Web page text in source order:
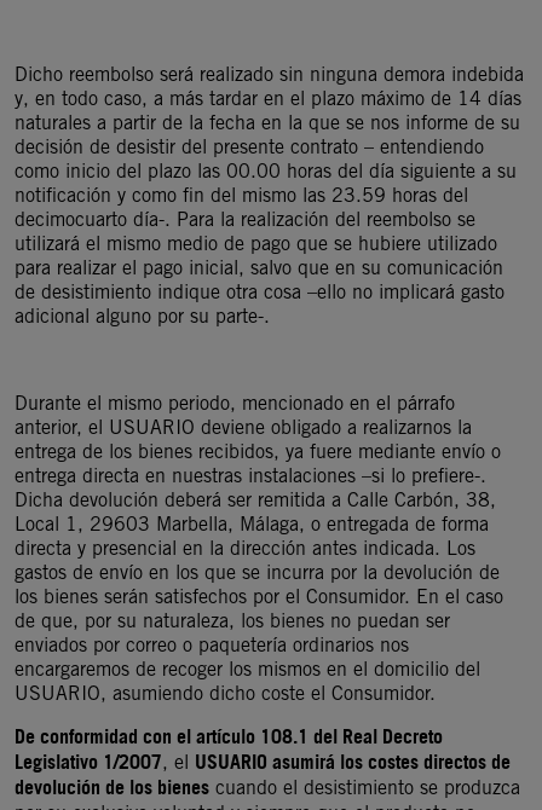
Dicho reembolso será realizado sin ninguna demora indebida
y, en todo caso, a más tardar en el plazo máximo de 14 días
naturales a partir de la fecha en la que se nos informe de su
decisión de desistir del presente contrato – entendiendo
como inicio del plazo las 00.00 horas del día siguiente a su
notificación y como fin del mismo las 23.59 horas del
decimocuarto día-. Para la realización del reembolso se
utilizará el mismo medio de pago que se hubiere utilizado
para realizar el pago inicial, salvo que en su comunicación
de desistimiento indique otra cosa –ello no implicará gasto
adicional alguno por su parte-.
Durante el mismo periodo, mencionado en el párrafo
anterior, el USUARIO deviene obligado a realizarnos la
entrega de los bienes recibidos, ya fuere mediante envío o
entrega directa en nuestras instalaciones –si lo prefiere-.
Dicha devolución deberá ser remitida a Calle Carbón, 38,
Local 1, 29603 Marbella, Málaga, o entregada de forma
directa y presencial en la dirección antes indicada. Los
gastos de envío en los que se incurra por la devolución de
los bienes serán satisfechos por el Consumidor. En el caso
de que, por su naturaleza, los bienes no puedan ser
enviados por correo o paquetería ordinarios nos
encargaremos de recoger los mismos en el domicilio del
USUARIO, asumiendo dicho coste el Consumidor.
De conformidad con el artículo 108.1 del Real Decreto
Legislativo 1/2007, el USUARIO asumirá los costes directos de
devolución de los bienes cuando el desistimiento se produzca